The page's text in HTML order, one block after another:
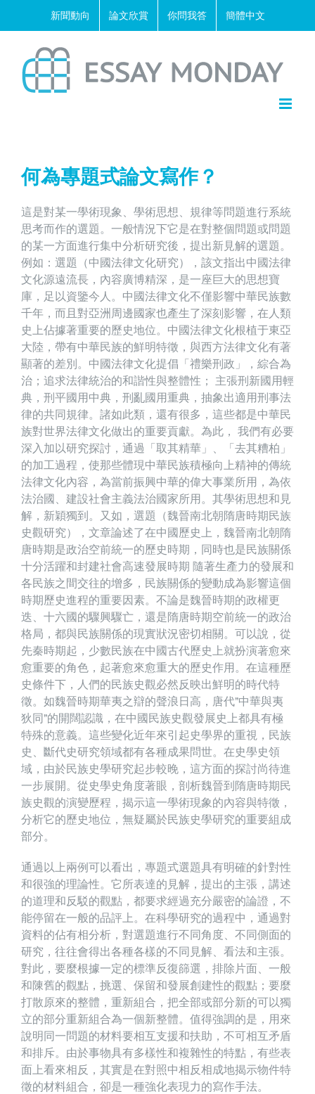
新聞動向 論文欣賞 你問我答 簡體中文
何為專題式論文寫作？
這是對某一學術現象、學術思想、規律等問題進行系統
思考而作的選題。一般情況下它是在對整個問題或問題
的某一方面進行集中分析研究後，提出新見解的選題。
例如：選題（中國法律文化研究），該文指出中國法律
文化源遠流長，內容廣博精深，是一座巨大的思想寶
庫，足以資鑒今人。中國法律文化不僅影響中華民族數
千年，而且對亞洲周邊國家也產生了深刻影響，在人類
史上佔據著重要的歷史地位。中國法律文化根植于東亞
大陸，帶有中華民族的鮮明特徵，與西方法律文化有著
顯著的差別。中國法律文化提倡「禮樂刑政」，綜合為
治；追求法律統治的和諧性與整體性； 主張刑新國用輕
典，刑平國用中典，刑亂國用重典，抽象出適用刑事法
律的共同規律。諸如此類，還有很多，這些都是中華民
族對世界法律文化做出的重要貢獻。為此， 我們有必要
深入加以研究探討，通過「取其精華」、「去其糟柏」
的加工過程，使那些體現中華民族積極向上精神的傳統
法律文化內容，為當前振興中華的偉大事業所用，為依
法治國、建設社會主義法治國家所用。其學術思想和見
解，新穎獨到。又如，選題（魏晉南北朝隋唐時期民族
史觀研究），文章論述了在中國歷史上，魏晉南北朝隋
唐時期是政治空前統一的歷史時期，同時也是民族關係
十分活躍和封建社會高速發展時期 隨著生產力的發展和
各民族之間交往的增多，民族關係的變動成為影響這個
時期歷史進程的重要因素。不論是魏晉時期的政權更
迭、十六國的驟興驟亡，還是隋唐時期空前統一的政治
格局，都與民族關係的現實狀況密切相關。可以說，從
先秦時期起，少數民族在中國古代歷史上就扮演著愈來
愈重要的角色，起著愈來愈重大的歷史作用。在這種歷
史條件下，人們的民族史觀必然反映出鮮明的時代特
徵。如魏晉時期華夷之辯的聲浪日高，唐代”中華與夷
狄同”的開闊認識，在中國民族史觀發展史上都具有極
特殊的意義。這些變化近年來引起史學界的重視，民族
史、斷代史研究領域都有各種成果問世。在史學史領
域，由於民族史學研究起步較晚，這方面的探討尚待進
一步展開。從史學史角度著眼，剖析魏晉到隋唐時期民
族史觀的演變歷程，揭示這一學術現象的內容與特徵，
分析它的歷史地位，無疑屬於民族史學研究的重要組成
部分。
通過以上兩例可以看出，專題式選題具有明確的針對性
和很強的理論性。它所表達的見解，提出的主張，講述
的道理和反駁的觀點，都要求經過充分嚴密的論證，不
能停留在一般的品評上。在科學研究的過程中，通過對
資料的佔有相分析，對選題進行不同角度、不同側面的
研究，往往會得出各種各樣的不同見解、看法和主張。
對此，要麼根據一定的標準反復篩選，排除片面、一般
和陳舊的觀點，挑選、保留和發展創建性的觀點；要麼
打散原來的整體，重新組合，把全部或部分新的可以獨
立的部分重新組合為一個新整體。值得強調的是，用來
說明同一問題的材料要相互支援和扶助，不可相互矛盾
和排斥。由於事物具有多樣性和複雜性的特點，有些表
面上看來相反，其實是在對照中相反相成地揭示物件特
徵的材料組合，卻是一種強化表現力的寫作手法。